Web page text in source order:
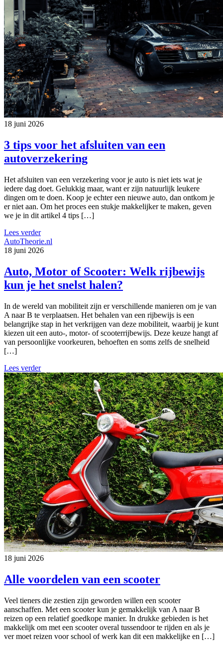
18 juni 2026
3 tips voor het afsluiten van een
autoverzekering
Het afsluiten van een verzekering voor je auto is niet iets wat je
iedere dag doet. Gelukkig maar, want er zijn natuurlijk leukere
dingen om te doen. Koop je echter een nieuwe auto, dan ontkom je
er niet aan. Om het proces een stukje makkelijker te maken, geven
we je in dit artikel 4 tips […]
Lees verder
AutoTheorie.nl
18 juni 2026
Auto, Motor of Scooter: Welk rijbewijs
kun je het snelst halen?
In de wereld van mobiliteit zijn er verschillende manieren om je van
A naar B te verplaatsen. Het behalen van een rijbewijs is een
belangrijke stap in het verkrijgen van deze mobiliteit, waarbij je kunt
kiezen uit een auto-, motor- of scooterrijbewijs. Deze keuze hangt af
van persoonlijke voorkeuren, behoeften en soms zelfs de snelheid
[…]
Lees verder
18 juni 2026
Alle voordelen van een scooter
Veel tieners die zestien zijn geworden willen een scooter
aanschaffen. Met een scooter kun je gemakkelijk van A naar B
reizen op een relatief goedkope manier. In drukke gebieden is het
makkelijk om met een scooter overal tussendoor te rijden en als je
ver moet reizen voor school of werk kan dit een makkelijke en […]